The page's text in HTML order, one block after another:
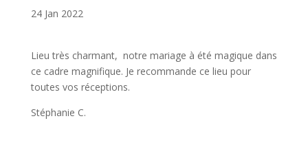
24 Jan 2022
Lieu très charmant, notre mariage à été magique dans
ce cadre magnifique. Je recommande ce lieu pour
toutes vos réceptions.
Stéphanie C.